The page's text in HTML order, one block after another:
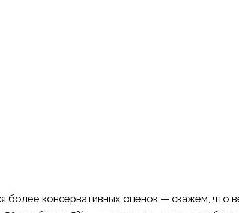
более консервативных оценок — скажем, что